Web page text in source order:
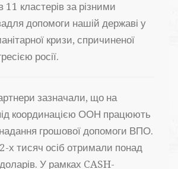
11 кластерів за різними
допомоги нашій державі у
кризи, спричиненої
росії.
зазначали, що на
координацією ООН працюють
надання грошової допомоги ВПО.
х тисяч осіб отримали понад
У рамках CASH-